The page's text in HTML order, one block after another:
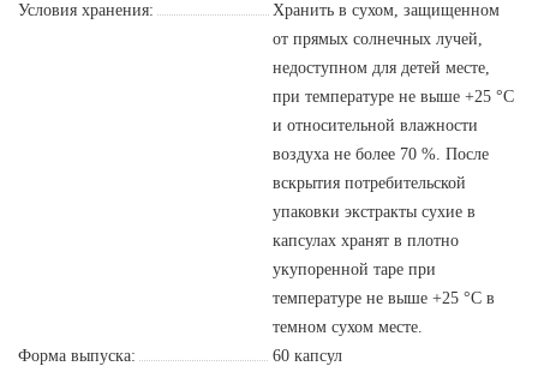
Условия хранения:
Хранить в сухом, защищенном
от прямых солнечных лучей,
недоступном для детей месте,
при температуре не выше +25 °С
и относительной влажности
воздуха не более 70 %. После
вскрытия потребительской
упаковки экстракты сухие в
капсулах хранят в плотно
укупоренной таре при
температуре не выше +25 °С в
темном сухом месте.
Форма выпуска:
60 капсул